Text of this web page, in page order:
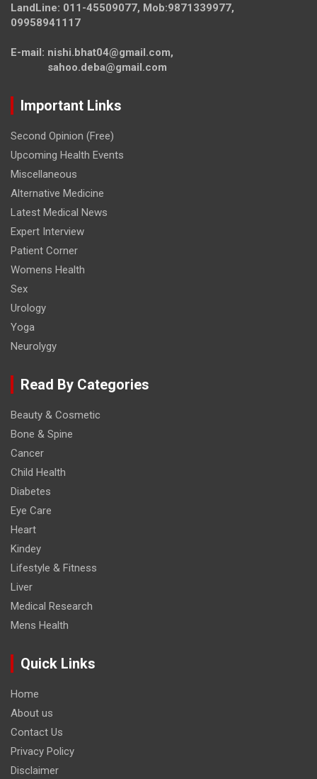
LandLine: 011-45509077, Mob:9871339977,
09958941117
E-mail: nishi.bhat04@gmail.com,
sahoo.deba@gmail.com
Important Links
Second Opinion (Free)
Upcoming Health Events
Miscellaneous
Alternative Medicine
Latest Medical News
Expert Interview
Patient Corner
Womens Health
Sex
Urology
Yoga
Neurolygy
Read By Categories
Beauty & Cosmetic
Bone & Spine
Cancer
Child Health
Diabetes
Eye Care
Heart
Kindey
Lifestyle & Fitness
Liver
Medical Research
Mens Health
Quick Links
Home
About us
Contact Us
Privacy Policy
Disclaimer